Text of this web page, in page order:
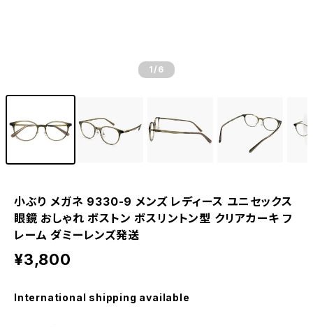
1 /6
小ぶり メガネ 9330-9 メンズ レディース ユニセックス
眼鏡 おしゃれ ボストン ボスリントン型 クリアカーキ フ
レーム ダミーレンズ発送
¥3,800
International shipping available